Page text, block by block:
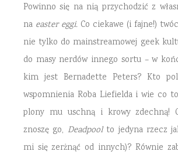
Powinno się na nią przychodzić z
na easter eggi. Co ciekawe (i fajne!)
nie tylko do mainstreamowej geek
do masy nerdów innego sortu – w
kim jest Bernadette Peters? Kto
wspomnienia Roba Liefielda i wie co
plony mu uschną i krowy zdechną!
znoszę go, Deadpool to jedyna rzecz
mi się zerżnąć od innych)? Równie